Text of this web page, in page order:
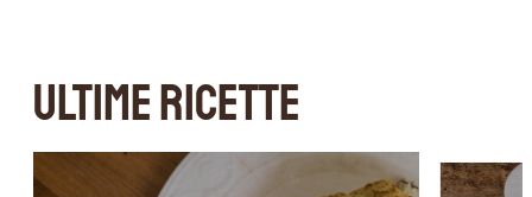
ULTIME RICETTE